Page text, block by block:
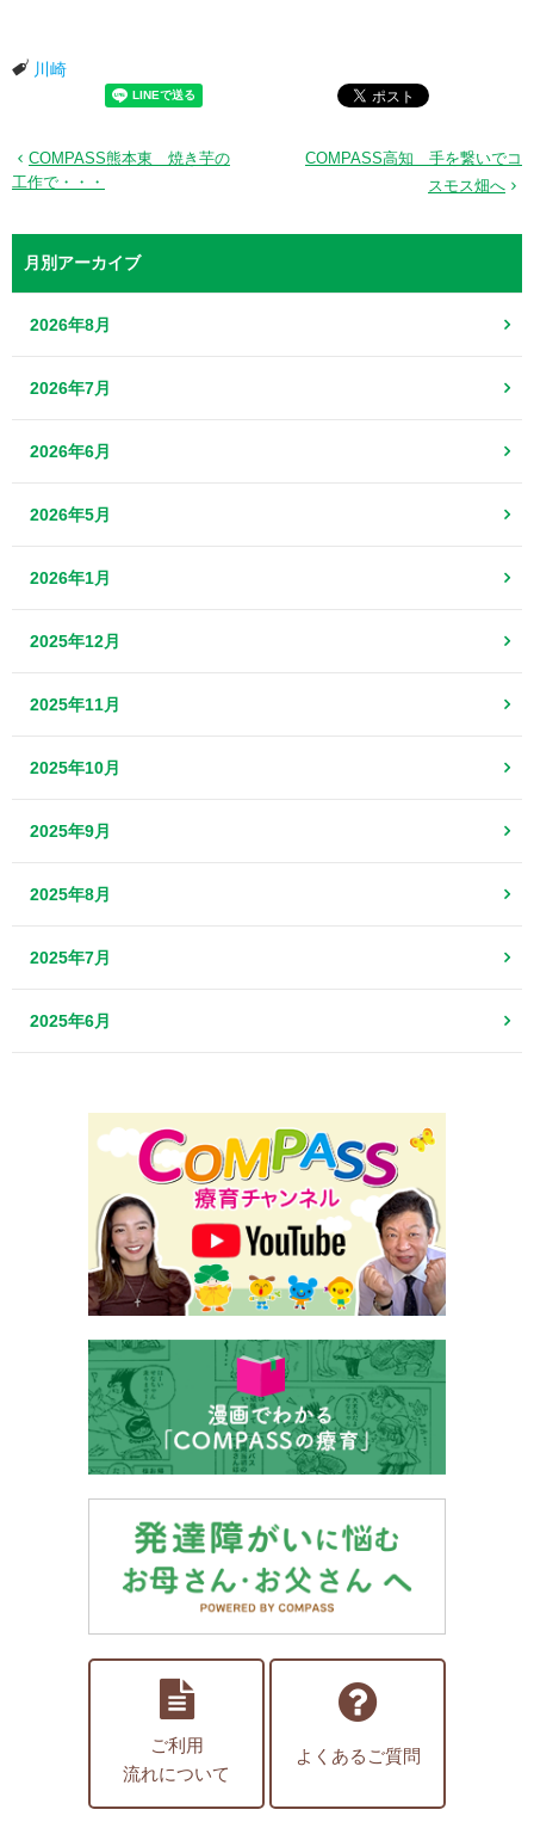
川崎
COMPASS熊本東 焼き芋の
工作で・・・
COMPASS高知 手を繋いでコ
スモス畑へ
月別アーカイブ
2026年8月
2026年7月
2026年6月
2026年5月
2026年1月
2025年12月
2025年11月
2025年10月
2025年9月
2025年8月
2025年7月
2025年6月
ご利用
流れについて
よくあるご質問